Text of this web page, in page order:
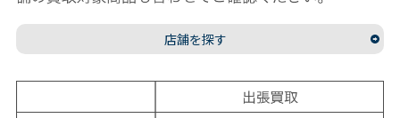
店舗を探す